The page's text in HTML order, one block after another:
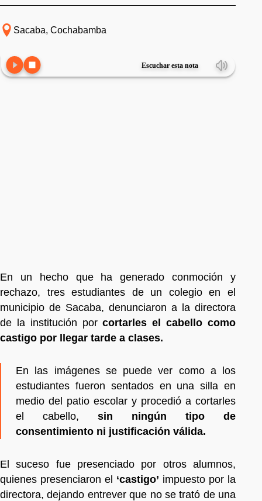
Sacaba, Cochabamba
Escuchar esta nota
En un hecho que ha generado conmoción y
rechazo, tres estudiantes de un colegio en el
municipio de Sacaba, denunciaron a la directora
de la institución porcortarles el cabello como
castigo por llegar tarde a clases.
En las imágenes se puede ver como a los
estudiantes fueron sentados en una silla en
medio del patio escolar y procedió a cortarles
el cabello, sin ningún tipo de
consentimiento ni justificación válida.
El suceso fue presenciado por otros alumnos,
quienes presenciaron el ‘castigo’ impuesto por la
directora, dejando entrever que no se trató de una